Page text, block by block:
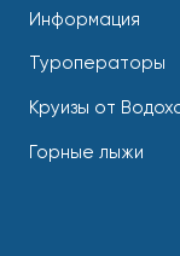
Информация
Туроператоры
Круизы от
Горные лыжи